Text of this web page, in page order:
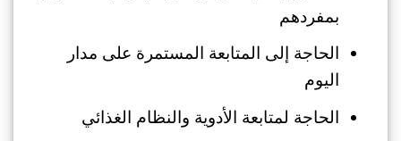
بمفردهم
الحاجة إلى المتابعة المستمرة على مدار
اليوم
الحاجة لمتابعة الأدوية والنظام الغذائي